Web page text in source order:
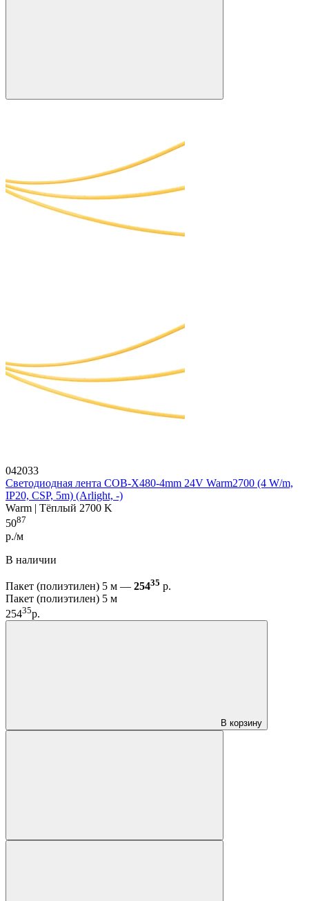
042033
Светодиодная лента COB-X480-4mm 24V Warm2700 (4 W/m,
IP20, CSP, 5m) (Arlight, -)
Warm | Тёплый 2700 K
5087
р./м
В наличии
Пакет (полиэтилен) 5 м — 25435 р.
Пакет (полиэтилен) 5 м
25435р.
В корзину